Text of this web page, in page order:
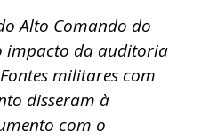
Alto Comando do
impacto da auditoria
militares com
disseram à
com o